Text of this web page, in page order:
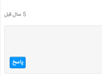
5 سال قبل
پاسخ